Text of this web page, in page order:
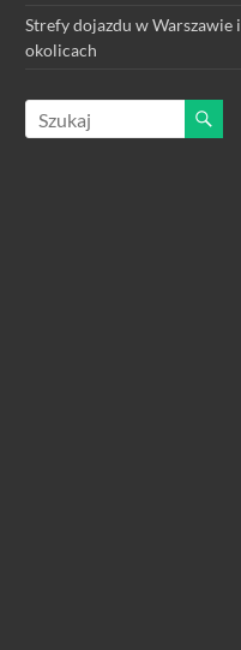
Strefy dojazdu w Warszawie i
okolicach